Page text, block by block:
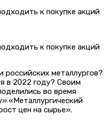
российских металлургов?
в 2022 году? Своим
во время
«Металлургический
цен на сырье».